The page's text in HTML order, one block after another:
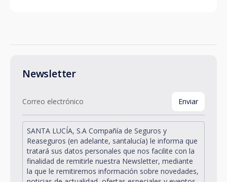
Newsletter
SANTA LUCÍA, S.A Compañía de Seguros y
Reaseguros (en adelante, santalucía) le informa que
tratará sus datos personales que nos facilite con la
finalidad de remitirle nuestra Newsletter, mediante
la que le remitiremos información sobre novedades,